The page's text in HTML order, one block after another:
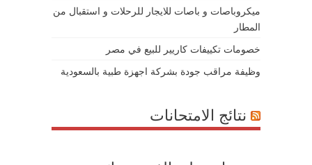
ميكروباصات و باصات للايجار للرحلات و استقبال من
المطار
خصومات تكييفات كاريير للبيع في مصر
وظيفة مراقب جودة بشركة اجهزة طبية بالسعودية
نتائج الامتحانات